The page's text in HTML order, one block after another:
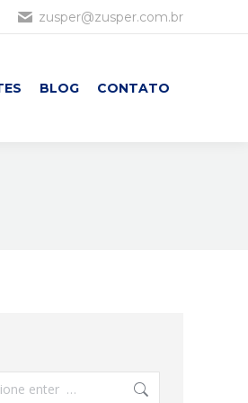
zusper@zusper.com.br
BLOG CONTATO